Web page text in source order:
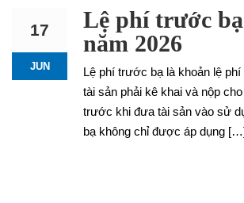
17
JUN
Lệ phí trước
năm 2026
Lệ phí trước bạ là khoản lệ
tài sản phải kê khai và nộp
trước khi đưa tài sản vào sử
bạ không chỉ được áp dụng